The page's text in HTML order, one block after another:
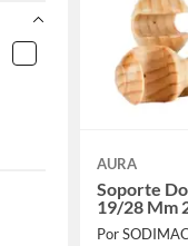
AURA
Soporte
19/28 Mm
Por